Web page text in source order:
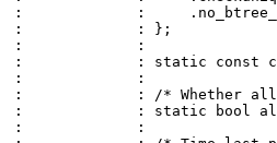
:             :
:             : };
:             :
:             : static const
:             :
:             : /* Whether
:             : static bool
:             :